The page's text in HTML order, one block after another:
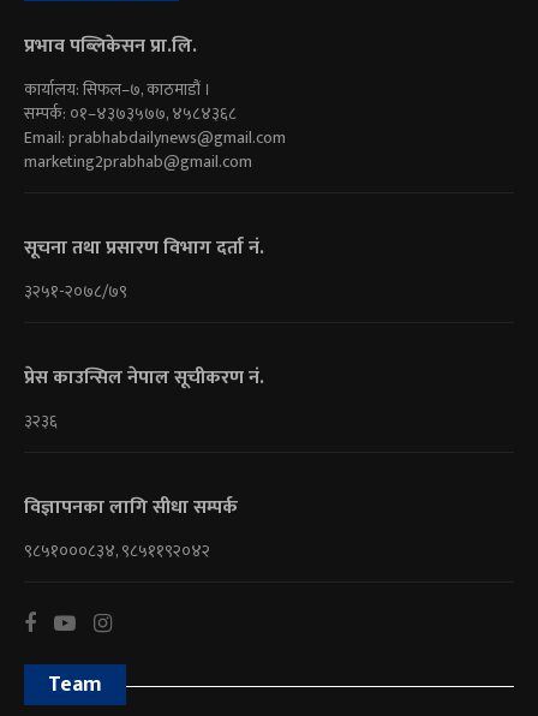
प्रभाव पब्लिकेसन प्रा.लि.
कार्यालय: सिफल–७, काठमाडौं ।
सम्पर्क: ०१–४३७३५७७, ४५८४३६८
Email:prabhabdailynews@gmail.com
marketing2prabhab@gmail.com
सूचना तथा प्रसारण विभाग दर्ता नं.
३२५१-२०७८/७९
प्रेस काउन्सिल नेपाल सूचीकरण नं.
३२३६
विज्ञापनका लागि सीधा सम्पर्क
९८५१०००८३४, ९८५११९२०४२
Team